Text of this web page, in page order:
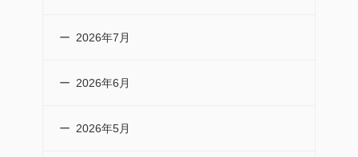
2026年7月
2026年6月
2026年5月